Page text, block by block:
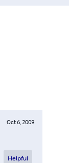
Oct 6, 2009
Helpful